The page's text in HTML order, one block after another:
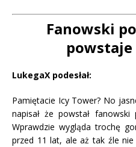
Fanowski
LukegaX podesłał:
Pamiętacie Icy Tower? No
napisał że powstał
Wprawdzie wygląda trochę
przed 11 lat, ale aż tak źle